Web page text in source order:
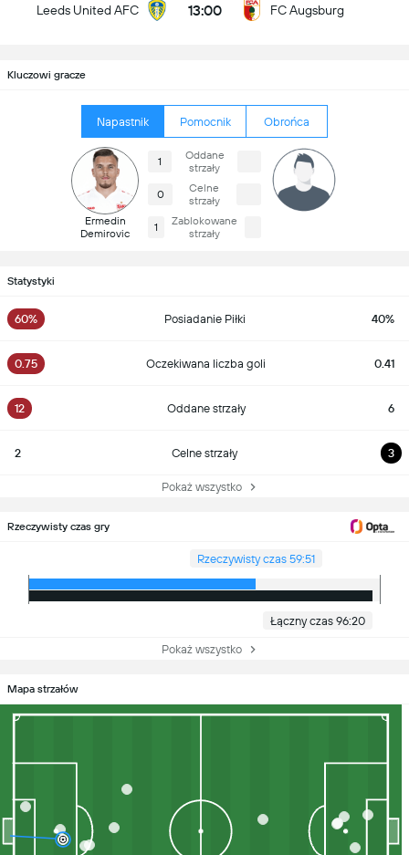
Leeds United AFC 13:00 FC Augsburg
Kluczowi gracze
Napastnik Pomocnik Obrońca
Ermedin
Demirovic
1
Oddane
strzały
0
Celne
strzały
1
Zablokowane
strzały
Statystyki
60% Posiadanie Piłki 40%
0.75 Oczekiwana liczba goli 0.41
12 Oddane strzały 6
2 Celne strzały 3
Pokaż wszystko
Rzeczywisty czas gry
Rzeczywisty czas 59:51
Łączny czas 96:20
Pokaż wszystko
Mapa strzałów